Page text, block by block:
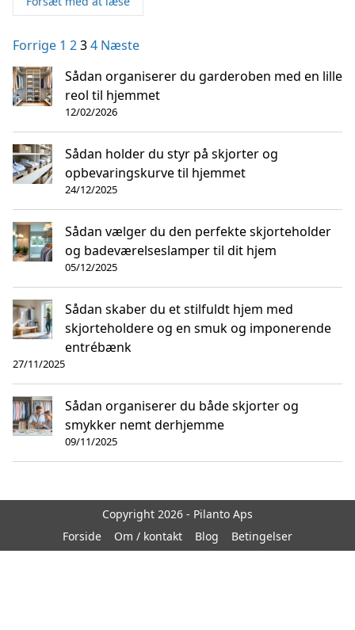
Indlægsinddeling
Forrige 1 234 Næste
Sådan organiserer du garderoben med en lille
reol til hjemmet
12/02/2026
Sådan holder du styr på skjorter og
opbevaringskurve til hjemmet
24/12/2025
Sådan vælger du den perfekte skjorteholder
og badeværelseslamper til dit hjem
05/12/2025
Sådan skaber du et stilfuldt hjem med
skjorteholdere og en smuk og imponerende
entrébænk
27/11/2025
Sådan organiserer du både skjorter og
smykker nemt derhjemme
09/11/2025
Copyright 2026 - Pilanto Aps
Forside
Om / kontakt Blog Betingelser